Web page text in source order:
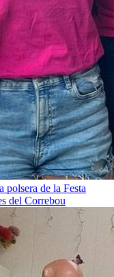
polsera de la Festa
del Correbou